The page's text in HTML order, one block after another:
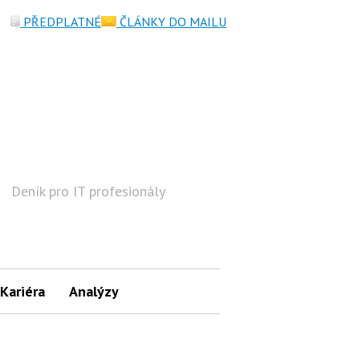
Deník pro IT profesionály
Kariéra Analýzy
PŘEDPLATNÉ ČLÁNKY DO MAILU